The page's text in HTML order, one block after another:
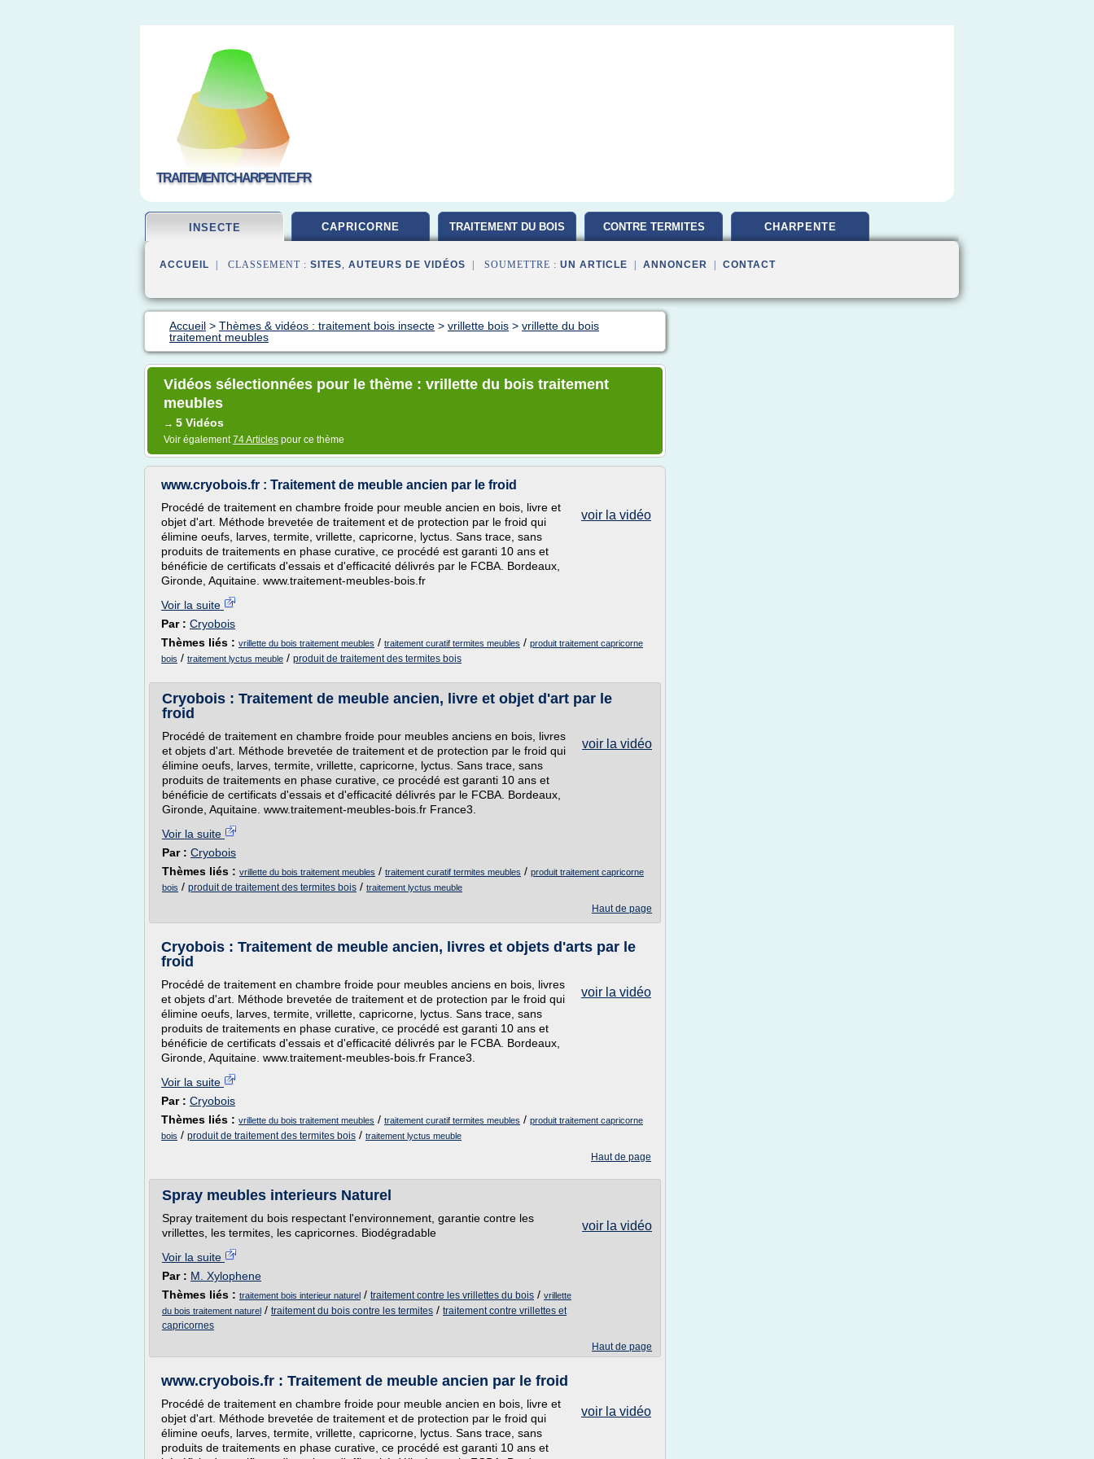
TRAITEMENTCHARPENTE.FR
INSECTE CAPRICORNE TRAITEMENT DU BOIS CONTRE TERMITES CHARPENTE
ACCUEIL | CLASSEMENT : SITES, AUTEURS DE VIDÉOS | SOUMETTRE : UN ARTICLE ANNONCER CONTACT
Accueil > Thèmes & vidéos : traitement bois insecte > vrillette bois > vrillette du bois
traitement meubles
Vidéos sélectionnées pour le thème : vrillette du bois traitement
meubles
→ 5 Vidéos
Voir également74 Articles pour ce thème
www.cryobois.fr : Traitement de meuble ancien par le froid
voir la vidéo
Procédé de traitement en chambre froide pour meuble ancien en bois, livre et
objet d'art. Méthode brevetée de traitement et de protection par le froid qui
élimine oeufs, larves, termite, vrillette, capricorne, lyctus. Sans trace, sans
produits de traitements en phase curative, ce procédé est garanti 10 ans et
bénéficie de certificats d'essais et d'efficacité délivrés par le FCBA. Bordeaux,
Gironde, Aquitaine. www.traitement-meubles-bois.fr
Voir la suite
Par : Cryobois
Thèmes liés : vrillette du bois traitement meubles / traitement curatif termites meubles / produit traitement capricorne
bois / traitement lyctus meuble / produit de traitement des termites bois
Cryobois : Traitement de meuble ancien, livre et objet d'art par le
froid
voir la vidéo
Procédé de traitement en chambre froide pour meubles anciens en bois, livres
et objets d'art. Méthode brevetée de traitement et de protection par le froid qui
élimine oeufs, larves, termite, vrillette, capricorne, lyctus. Sans trace, sans
produits de traitements en phase curative, ce procédé est garanti 10 ans et
bénéficie de certificats d'essais et d'efficacité délivrés par le FCBA. Bordeaux,
Gironde, Aquitaine. www.traitement-meubles-bois.fr France3.
Voir la suite
Par : Cryobois
Thèmes liés : vrillette du bois traitement meubles / traitement curatif termites meubles / produit traitement capricorne
bois / produit de traitement des termites bois / traitement lyctus meuble
Haut de page
Cryobois : Traitement de meuble ancien, livres et objets d'arts par le
froid
voir la vidéo
Procédé de traitement en chambre froide pour meubles anciens en bois, livres
et objets d'art. Méthode brevetée de traitement et de protection par le froid qui
élimine oeufs, larves, termite, vrillette, capricorne, lyctus. Sans trace, sans
produits de traitements en phase curative, ce procédé est garanti 10 ans et
bénéficie de certificats d'essais et d'efficacité délivrés par le FCBA. Bordeaux,
Gironde, Aquitaine. www.traitement-meubles-bois.fr France3.
Voir la suite
Par : Cryobois
Thèmes liés : vrillette du bois traitement meubles / traitement curatif termites meubles / produit traitement capricorne
bois / produit de traitement des termites bois / traitement lyctus meuble
Haut de page
Spray meubles interieurs Naturel
voir la vidéo
Spray traitement du bois respectant l'environnement, garantie contre les
vrillettes, les termites, les capricornes. Biodégradable
Voir la suite
Par : M. Xylophene
Thèmes liés : traitement bois interieur naturel / traitement contre les vrillettes du bois / vrillette
du bois traitement naturel / traitement du bois contre les termites / traitement contre vrillettes et
capricornes
Haut de page
www.cryobois.fr : Traitement de meuble ancien par le froid
voir la vidéo
Procédé de traitement en chambre froide pour meuble ancien en bois, livre et
objet d'art. Méthode brevetée de traitement et de protection par le froid qui
élimine oeufs, larves, termite, vrillette, capricorne, lyctus. Sans trace, sans
produits de traitements en phase curative, ce procédé est garanti 10 ans et